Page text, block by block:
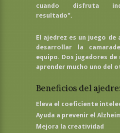
cuando disfruta
resultado".
El ajedrez es un juego
desarrollar la
equipo. Dos jugadores de
aprender mucho uno del
Beneficios del
Eleva el coeficiente
Ayuda a prevenir el
Mejora la creatividad